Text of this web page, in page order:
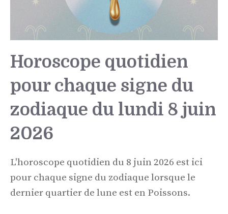
Horoscope quotidien
pour chaque signe du
zodiaque du lundi 8 juin
2026
L'horoscope quotidien du 8 juin 2026 est ici
pour chaque signe du zodiaque lorsque le
dernier quartier de lune est en Poissons.